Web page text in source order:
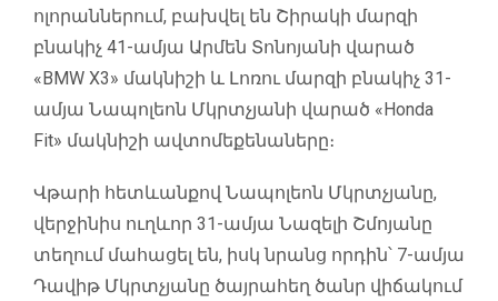
ոլորաններում, բախվել են Շիրակի մարզի
բնակիչ 41-ամյա Արմեն Տոնոյանի վարած
«BMW X3» մակնիշի և Լոռու մարզի բնակիչ 31-
ամյա Նապոլեոն Մկրտչյանի վարած «Honda
Fit» մակնիշի ավտոմեքենաները։
Վթարի հետևանքով Նապոլեոն Մկրտչյանը,
վերջինիս ուղևոր 31-ամյա Նազելի Շմոյանը
տեղում մահացել են, իսկ նրանց որդին՝ 7-ամյա
Դավիթ Մկրտչյանը ծայրահեղ ծանր վիճակում